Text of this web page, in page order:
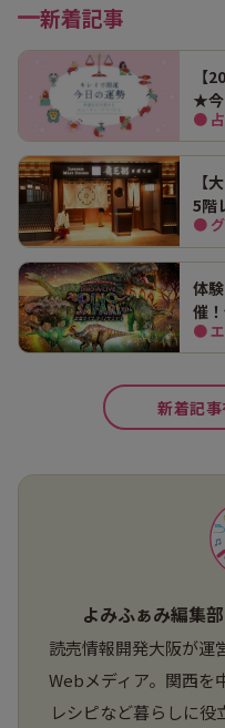
新着記事
【
★
●
【
5階
プ
な9
●
体
催
ト
し
● エ
新着記
よみふぁみ編集部
読売情報開発大阪が運
Webメディア。関西を
レシピなど暮らしに